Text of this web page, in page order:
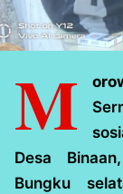
M
Desa
Bungku